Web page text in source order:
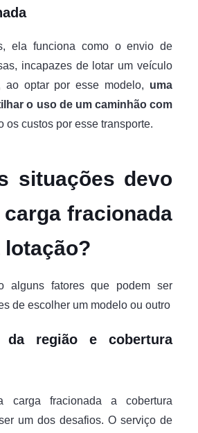
ela funciona como o envio de
incapazes de lotar um veículo
ao optar por esse modelo, uma
o uso de um caminhão com
os custos por esse transporte.
situações devo
fracionada
lotação?
alguns fatores que podem ser
de escolher um modelo ou outro
da região e cobertura
carga fracionada a cobertura
um dos desafios. O serviço de